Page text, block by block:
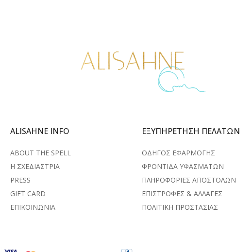
ALISAHNE INFO
ABOUT THE SPELL
Η ΣΧΕΔΙΑΣΤΡΙΑ
PRESS
GIFT CARD
ΕΠΙΚΟΙΝΩΝΙΑ
ΕΞΥΠΗΡΕΤΗΣΗ ΠΕΛΑΤΩΝ
ΟΔΗΓΟΣ ΕΦΑΡΜΟΓΗΣ
ΦΡΟΝΤΙΔΑ ΥΦΑΣΜΑΤΩΝ
ΠΛΗΡΟΦΟΡΙΕΣ ΑΠΟΣΤΟΛΩΝ
ΕΠΙΣΤΡΟΦΕΣ & ΑΛΛΑΓΕΣ
ΠΟΛΙΤΙΚΗ ΠΡΟΣΤΑΣΙΑΣ